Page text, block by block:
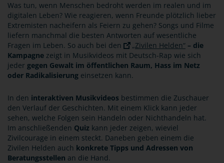
Was tun, wenn Menschen bedroht werden im realen und im
digitalen Leben? Wie reagieren, wenn Freunde plötzlich lieber
Extremisten nacheifern als Feiern zu gehen? Songs und Filme
liefern manchmal die besten Antworten auf wesentliche
Fragen im Leben. So auch bei den
„Zivilen Helden“ – die
Kampagne zeigt in Musikvideos mit Deutsch-Rap wie sich
jeder gegen Gewalt im öffentlichen Raum, Hass im Netz
oder Radikalisierung einsetzen kann.
In den interaktiven Musikvideos bestimmen die Zuschauer
den Verlauf der Geschichten. Mit einem Klick kann jeder
sehen, welche Folgen sein Handeln oder Nichthandeln hat.
Im anschließenden Quiz kann jeder zeigen, wieviel
Zivilcourage in einem steckt. Daneben geben einem die
Zivilen Helden auch konkrete Tipps und Adressen von
Beratungsstellen an die Hand.